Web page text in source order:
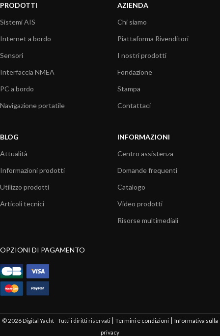
PRODOTTI
Sistemi AIS
Internet a bordo
Sensori
Interfaccia NMEA
PC a bordo
Navigazione portatile
AZIENDA
Chi siamo
Piattaforma Rivenditori
I nostri prodotti
Fondazione
Stampa
Contattaci
BLOG
Attualità
Informazioni prodotti
Utilizzo prodotti
Articoli tecnici
INFORMAZIONI
Centro assistenza
Domande frequenti
Catalogo
Video prodotti
Risorse multimediali
OPZIONI DI PAGAMENTO
© 2026 Digital Yacht - Tutti i diritti riservati | Termini e condizioni | Informativa sulla
privacy